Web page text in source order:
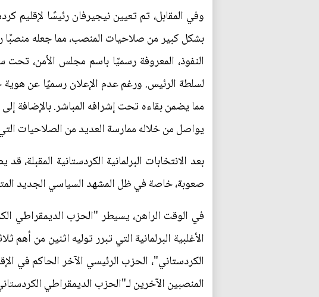
وفي المقابل، تم تعيين نيجيرفان رئيسًا لإقليم
بشكل كبير من صلاحيات المنصب، مما جعله منصبًا
النفوذ، المعروفة رسميًا باسم مجلس الأمن،
لسلطة الرئيس. ورغم عدم الإعلان رسميًا عن
مما يضمن بقاءه تحت إشرافه المباشر. بالإضافة
يواصل من خلاله ممارسة العديد من الصلاحيات
بعد الانتخابات البرلمانية الكردستانية
صعوبة، خاصة في ظل المشهد السياسي الجديد
في الوقت الراهن، يسيطر "الحزب الديمقراطي
الأغلبية البرلمانية التي تبرر توليه اثنين من
الكردستاني"، الحزب الرئيسي الآخر الحاكم في
المنصبين الآخرين لـ"الحزب الديمقراطي